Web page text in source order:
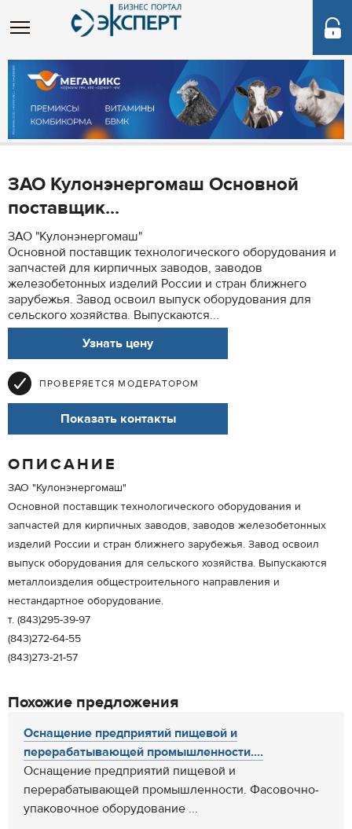
ЗАО Кулонэнергомаш Основной
поставщик...
ЗАО "Кулонэнергомаш"
Основной поставщик технологического оборудования и
запчастей для кирпичных заводов, заводов
железобетонных изделий России и стран ближнего
зарубежья. Завод освоил выпуск оборудования для
сельского хозяйства. Выпускаются...
Узнать цену
ПРОВЕРЯЕТСЯ МОДЕРАТОРОМ
Показать контакты
ОПИСАНИЕ
ЗАО "Кулонэнергомаш"
Основной поставщик технологического оборудования и
запчастей для кирпичных заводов, заводов железобетонных
изделий России и стран ближнего зарубежья. Завод освоил
выпуск оборудования для сельского хозяйства. Выпускаются
металлоизделия общестроительного направления и
нестандартное оборудование.
т. (843)295-39-97
(843)272-64-55
(843)273-21-57
Похожие предложения
Оснащение предприятий пищевой и
перерабатывающей промышленности....
Оснащение предприятий пищевой и
перерабатывающей промышленности. Фасовочно-
упаковочное оборудование ...